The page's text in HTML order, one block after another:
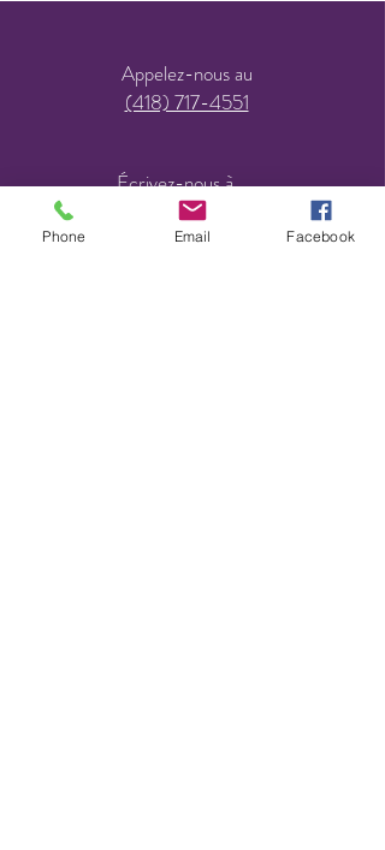
Appelez-nous au
(418) 717-4551
Écrivez-nous à
elfedescieux@hotmail.com
Phone Email Facebook